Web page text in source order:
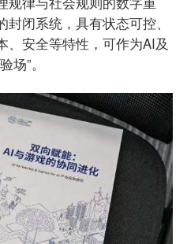
闭系统，具有状态可控、
、安全等特性，可作为AI及
场”。